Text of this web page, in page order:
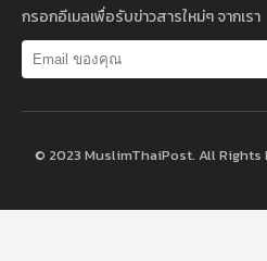
กรอกอีเมลเพื่อรับข่าวสารใหม่ๆ จากเรา
© 2023 MuslimThaiPost. All Rights